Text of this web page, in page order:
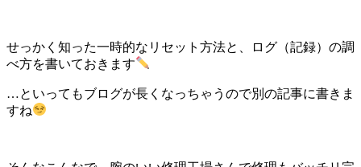
せっかく知った一時的なリセット方法と、ログ（記録）の調
べ方を書いておきます
…といってもブログが長くなっちゃうので別の記事に書きま
すね